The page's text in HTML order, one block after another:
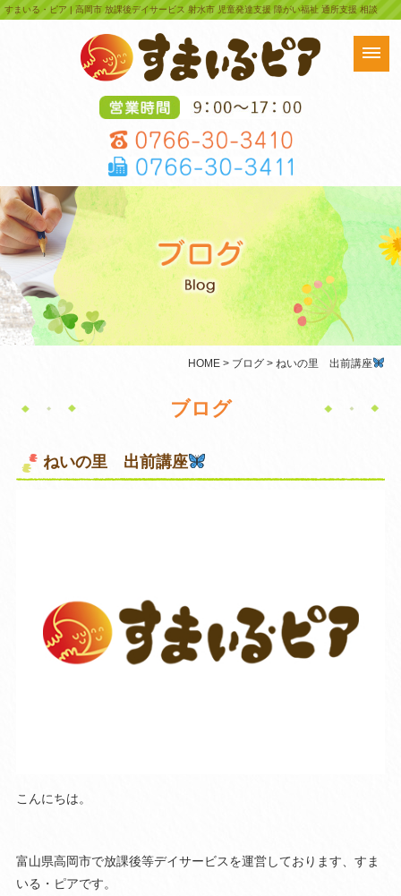
すまいる・ピア | 高岡市 放課後デイサービス 射水市 児童発達支援 障がい福祉 通所支援 相談
HOME > ブログ > ねいの里 出前講座
ブログ
ねいの里 出前講座
こんにちは。
富山県高岡市で放課後等デイサービスを運営しております、すま
いる・ピアです。